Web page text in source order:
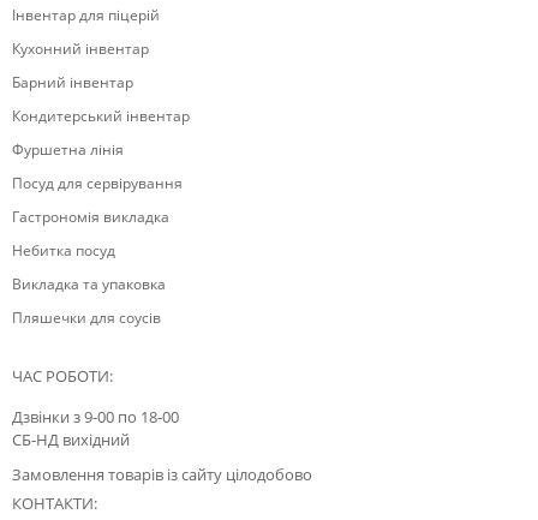
Інвентар для піцерій
Кухонний інвентар
Барний інвентар
Кондитерський інвентар
Фуршетна лінія
Посуд для сервірування
Гастрономія викладка
Небитка посуд
Викладка та упаковка
Пляшечки для соусів
ЧАС РОБОТИ:
Дзвінки з 9-00 по 18-00
СБ-НД вихідний
Замовлення товарів із сайту цілодобово
КОНТАКТИ: